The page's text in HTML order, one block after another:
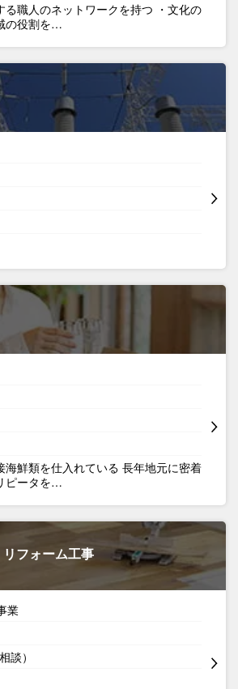
る職人のネットワークを持つ ・文化の
の役割を…
海鮮類を仕入れている 長年地元に密着
ピータを…
フォーム工事
業
談）